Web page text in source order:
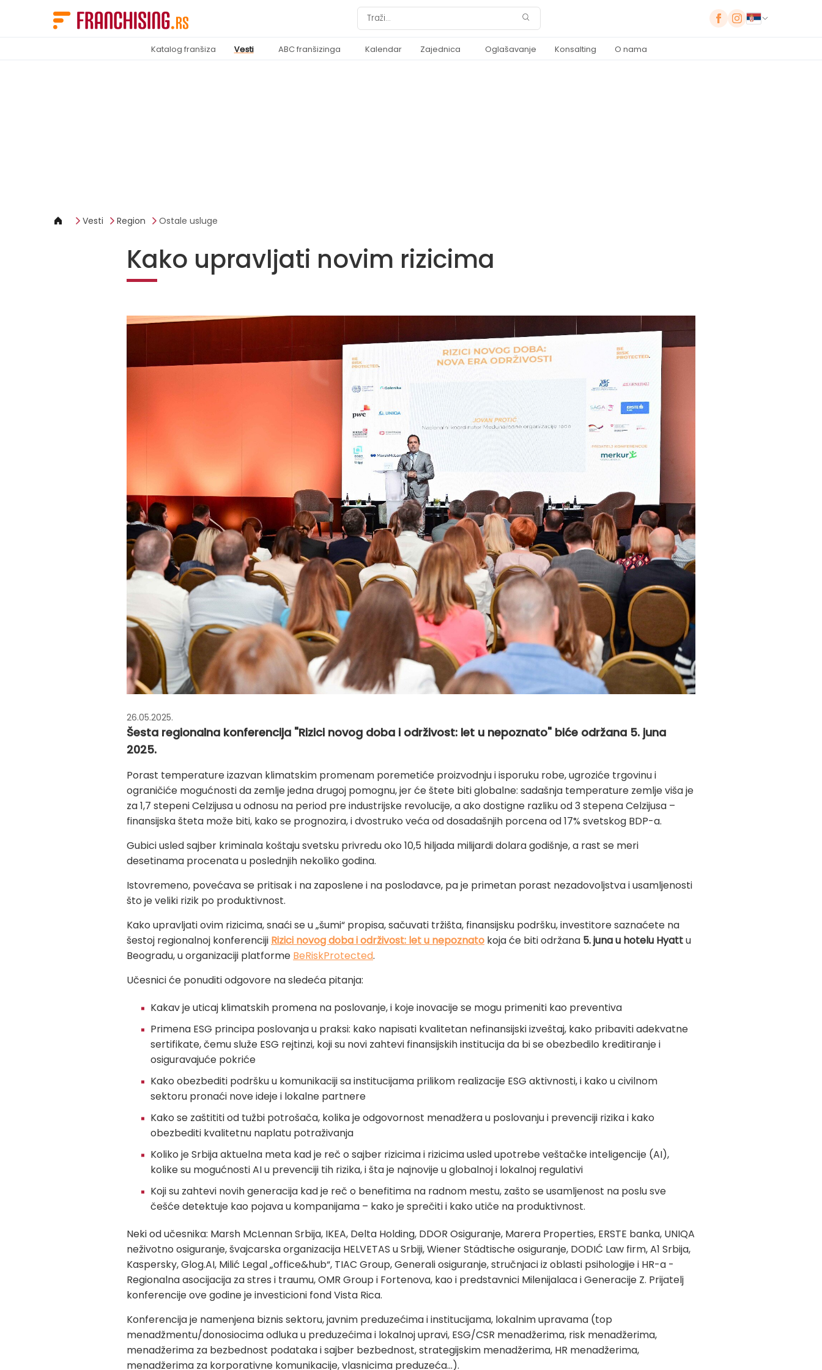
Katalog franšiza Vesti ABC franšizinga Kalendar Zajednica Oglašavanje Konsalting O nama
Vesti Region Ostale usluge
Kako upravljati novim rizicima
26.05.2025.
Šesta regionalna konferencija "Rizici novog doba i održivost: let u nepoznato" biće održana 5. juna
2025.
Porast temperature izazvan klimatskim promenam poremetiće proizvodnju i isporuku robe, ugroziće trgovinu i
ograničiće mogućnosti da zemlje jedna drugoj pomognu, jer će štete biti globalne: sadašnja temperature zemlje viša je
za 1,7 stepeni Celzijusa u odnosu na period pre industrijske revolucije, a ako dostigne razliku od 3 stepena Celzijusa –
finansijska šteta može biti, kako se prognozira, i dvostruko veća od dosadašnjih porcena od 17% svetskog BDP-a.
Gubici usled sajber kriminala koštaju svetsku privredu oko 10,5 hiljada milijardi dolara godišnje, a rast se meri
desetinama procenata u poslednjih nekoliko godina.
Istovremeno, povećava se pritisak i na zaposlene i na poslodavce, pa je primetan porast nezadovoljstva i usamljenosti
što je veliki rizik po produktivnost.
Kako upravljati ovim rizicima, snaći se u „šumi“ propisa, sačuvati tržišta, finansijsku podršku, investitore saznaćete na
šestoj regionalnoj konferenciji Rizici novog doba i održivost: let u nepoznato koja će biti održana 5. junau hotelu Hyattu
Beogradu, u organizaciji platforme BeRiskProtected.
Učesnici će ponuditi odgovore na sledeća pitanja:
Kakav je uticaj klimatskih promena na poslovanje, i koje inovacije se mogu primeniti kao preventiva
Primena ESG principa poslovanja u praksi: kako napisati kvalitetan nefinansijski izveštaj, kako pribaviti adekvatne
sertifikate, čemu služe ESG rejtinzi, koji su novi zahtevi finansijskih institucija da bi se obezbedilo kreditiranje i
osiguravajuće pokriće
Kako obezbediti podršku u komunikaciji sa institucijama prilikom realizacije ESG aktivnosti, i kako u civilnom
sektoru pronaći nove ideje i lokalne partnere
Kako se zaštititi od tužbi potrošača, kolika je odgovornost menadžera u poslovanju i prevenciji rizika i kako
obezbediti kvalitetnu naplatu potraživanja
Koliko je Srbija aktuelna meta kad je reč o sajber rizicima i rizicima usled upotrebe veštačke inteligencije (AI),
kolike su mogućnosti AI u prevenciji tih rizika, i šta je najnovije u globalnoj i lokalnoj regulativi
Koji su zahtevi novih generacija kad je reč o benefitima na radnom mestu, zašto se usamljenost na poslu sve
češće detektuje kao pojava u kompanijama – kako je sprečiti i kako utiče na produktivnost.
Neki od učesnika: Marsh McLennan Srbija, IKEA, Delta Holding, DDOR Osiguranje, Marera Properties, ERSTE banka, UNIQA
neživotno osiguranje, švajcarska organizacija HELVETAS u Srbiji, Wiener Städtische osiguranje, DODIĆ Law firm, A1 Srbija,
Kaspersky, Glog.AI, Milić Legal „office&hub“, TIAC Group, Generali osiguranje, stručnjaci iz oblasti psihologije i HR-a -
Regionalna asocijacija za stres i traumu, OMR Group i Fortenova, kao i predstavnici Milenijalaca i Generacije Z. Prijatelj
konferencije ove godine je investicioni fond Vista Rica.
Konferencija je namenjena biznis sektoru, javnim preduzećima i institucijama, lokalnim upravama (top
menadžmentu/donosiocima odluka u preduzećima i lokalnoj upravi, ESG/CSR menadžerima, risk menadžerima,
menadžerima za bezbednost podataka i sajber bezbednost, strategijskim menadžerima, HR menadžerima,
menadžerima za korporativne komunikacije, vlasnicima preduzeća…).